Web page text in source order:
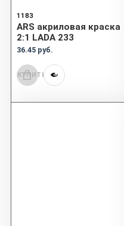
1183
ARS акриловая краска
2:1 LADA 233
36.45 руб.
КУПИТЬ